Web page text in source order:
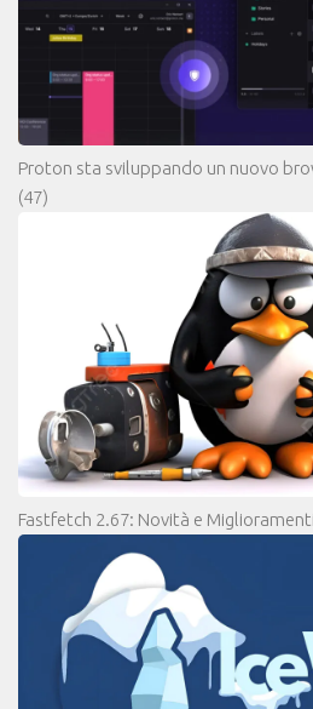
Proton sta sviluppando un nuovo
(47)
Fastfetch 2.67: Novità e